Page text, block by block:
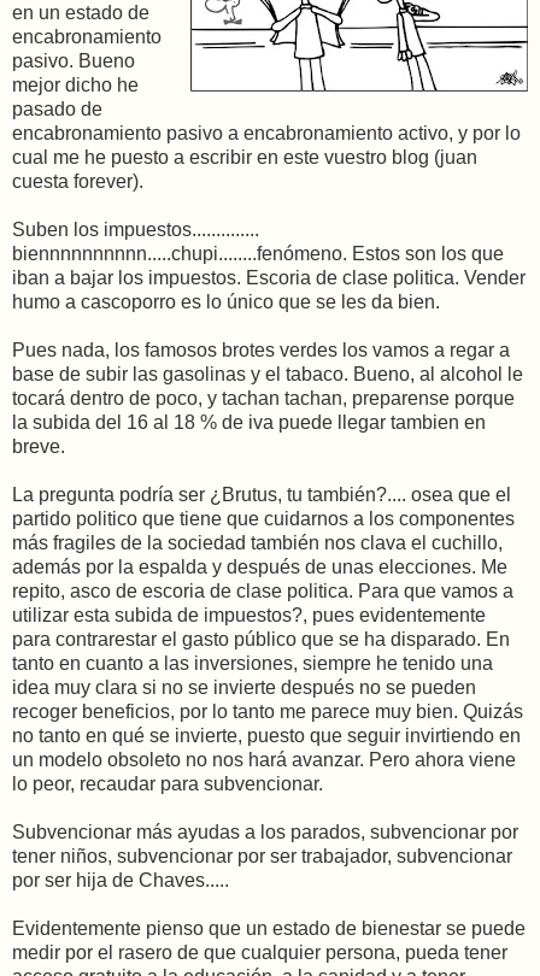
en un estado de
encabronamiento
pasivo. Bueno
mejor dicho he
pasado de
encabronamiento pasivo a encabronamiento activo, y por lo
cual me he puesto a escribir en este vuestro blog (juan
cuesta forever).
Suben los impuestos..............
biennnnnnnnnn.....chupi........fenómeno. Estos son los que
iban a bajar los impuestos. Escoria de clase politica. Vender
humo a cascoporro es lo único que se les da bien.
Pues nada, los famosos brotes verdes los vamos a regar a
base de subir las gasolinas y el tabaco. Bueno, al alcohol le
tocará dentro de poco, y tachan tachan, preparense porque
la subida del 16 al 18 % de iva puede llegar tambien en
breve.
La pregunta podría ser ¿Brutus, tu también?.... osea que el
partido politico que tiene que cuidarnos a los componentes
más fragiles de la sociedad también nos clava el cuchillo,
además por la espalda y después de unas elecciones. Me
repito, asco de escoria de clase politica. Para que vamos a
utilizar esta subida de impuestos?, pues evidentemente
para contrarestar el gasto público que se ha disparado. En
tanto en cuanto a las inversiones, siempre he tenido una
idea muy clara si no se invierte después no se pueden
recoger beneficios, por lo tanto me parece muy bien. Quizás
no tanto en qué se invierte, puesto que seguir invirtiendo en
un modelo obsoleto no nos hará avanzar. Pero ahora viene
lo peor, recaudar para subvencionar.
Subvencionar más ayudas a los parados, subvencionar por
tener niños, subvencionar por ser trabajador, subvencionar
por ser hija de Chaves.....
Evidentemente pienso que un estado de bienestar se puede
medir por el rasero de que cualquier persona, pueda tener